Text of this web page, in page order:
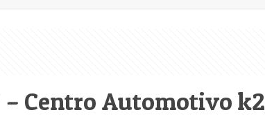
– Centro Automotivo k2